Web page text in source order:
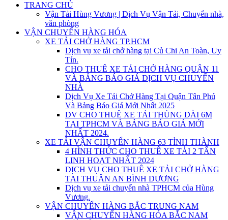
TRANG CHỦ
Vận Tải Hùng Vương | Dịch Vụ Vận Tải, Chuyển nhà,
văn phòng
VẬN CHUYỂN HÀNG HÓA
XE TẢI CHỞ HÀNG TP.HCM
Dịch vụ xe tải chở hàng tại Củ Chi An Toàn, Uy
Tín.
CHO THUÊ XE TẢI CHỞ HÀNG QUẬN 11
VÀ BẢNG BÁO GIÁ DỊCH VỤ CHUYỂN
NHÀ
Dịch Vụ Xe Tải Chở Hàng Tại Quận Tân Phú
Và Bảng Báo Giá Mới Nhất 2025
DV CHO THUÊ XE TẢI THÙNG DÀI 6M
TẠI TPHCM VÀ BẢNG BÁO GIÁ MỚI
NHẤT 2024.
XE TẢI VẬN CHUYỂN HÀNG 63 TỈNH THÀNH
4 HÌNH THỨC CHO THUÊ XE TẢI 2 TẤN
LINH HOẠT NHẤT 2024
DỊCH VỤ CHO THUÊ XE TẢI CHỞ HÀNG
TẠI THUẬN AN BÌNH DƯƠNG
Dịch vụ xe tải chuyển nhà TPHCM của Hùng
Vương.
VẬN CHUYỂN HÀNG BẮC TRUNG NAM
VẬN CHUYỂN HÀNG HÓA BẮC NAM